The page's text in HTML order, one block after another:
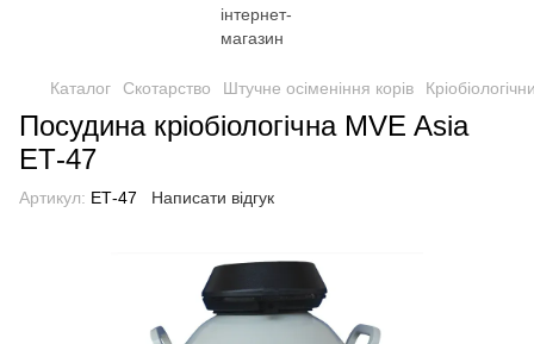
Каталог Скотарство Штучне осіменіння корів
Посудина кріобіологічна MVE Asia
ЕТ-47
Артикул: ЕТ-47 Написати відгук